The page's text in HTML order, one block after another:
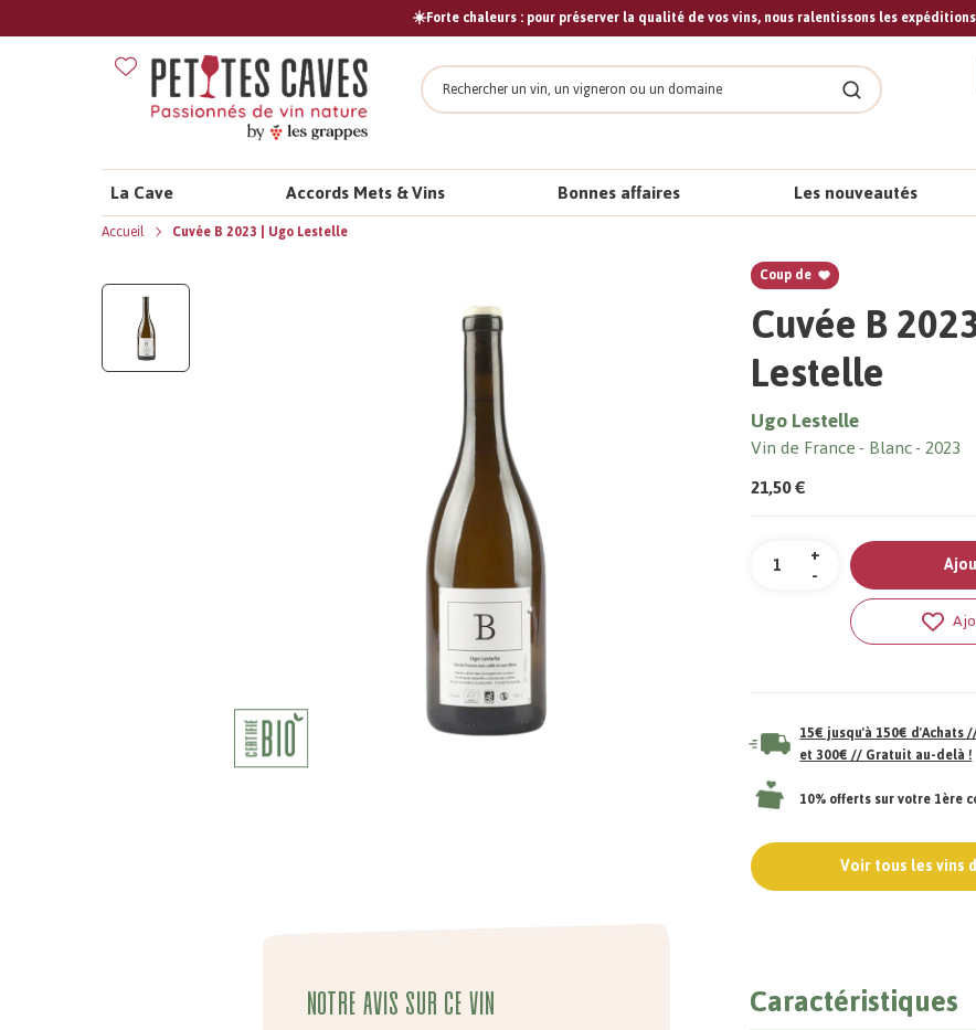
☀️Forte chaleurs : pour préserver la qualité de vos vins, nous ralentissons les
Rechercher
Rechercher
La Cave Accords Mets & Vins Bonnes affaires Les nouveautés
Accueil
Cuvée B 2023 | Ugo Lestelle
Coup de
Cuvée B
Lestelle
Ugo Lestelle
Vin de France Blanc 2023
21,50 €
Quantité +
-
15€ jusqu'à 150€ d'Achats
et 300€ // Gratuit au-delà !
10% offerts sur votre 1ère
Voir tous les vins
Notre avis sur ce vin Caractéristiques